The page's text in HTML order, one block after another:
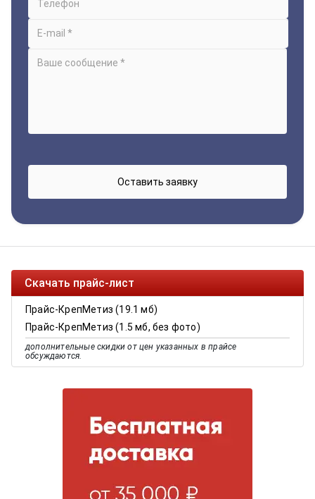
Скачать прайс-лист
Прайс-КрепМетиз (19.1 мб)
Прайс-КрепМетиз (1.5 мб, без фото)
дополнительные скидки от цен указанных в прайсе
обсуждаются.